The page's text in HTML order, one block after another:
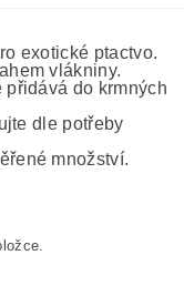
exotické ptactvo.
vlákniny.
do krmných
dle potřeby
množství.